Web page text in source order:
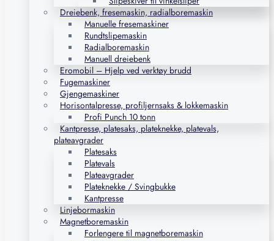
Dreiebenk, fresemaskin, radialboremaskin
Manuelle fresemaskiner
Rundtslipemaskin
Radialboremaskin
Manuell dreiebenk
Eromobil – Hjelp ved verktøy brudd
Fugemaskiner
Gjengemaskiner
Horisontalpresse, profiljernsaks & lokkemaskin
Profi Punch 10 tonn
Kantpresse, platesaks, plateknekke, platevals,
plateavgrader
Platesaks
Platevals
Plateavgrader
Plateknekke / Svingbukke
Kantpresse
Linjebormaskin
Magnetboremaskin
Forlengere til magnetboremaskin